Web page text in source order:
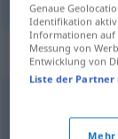
vorhaben,
Genaue
Identifikation
Informationen auf
Messung von
Entwicklung von
Liste der